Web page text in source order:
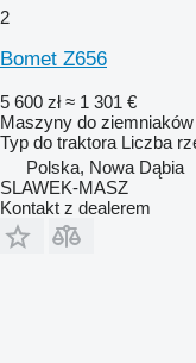
2
Bomet Z656
5 600 zł ≈ 1 301 €
Maszyny do
Typ do traktora Liczba
Polska, Nowa Dąbia
SLAWEK-MASZ
Kontakt z dealerem